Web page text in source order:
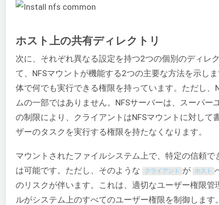
ホスト上の共有ディレクトリ
次に、それぞれ異なる設定を持つ2つの個別のディレ
て、NFSマウントが機能する2つの主要な方法を示し
体で何でも実行できる権限を持っています。ただし
ムの一部ではありません。NFSサーバーは、スーパ
の制限により、クライアントはNFSマウントに対し
ザーのタスクを実行する権限を持たなくなります。
マウントされたファイルシステム上で、特定の信頼
は可能です。ただし、そのような
クライアント が ホスト
のリスクが伴います。これは、適切なユーザー権限
ルがシステム上のすべてのユーザー権限を制御します